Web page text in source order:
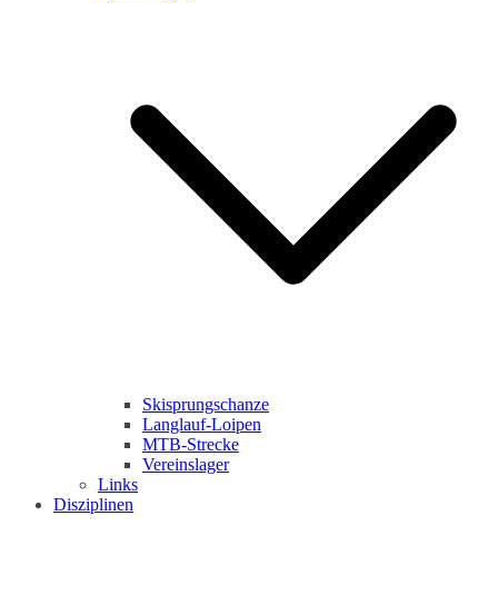
Skisprungschanze
Langlauf-Loipen
MTB-Strecke
Vereinslager
Links
Disziplinen